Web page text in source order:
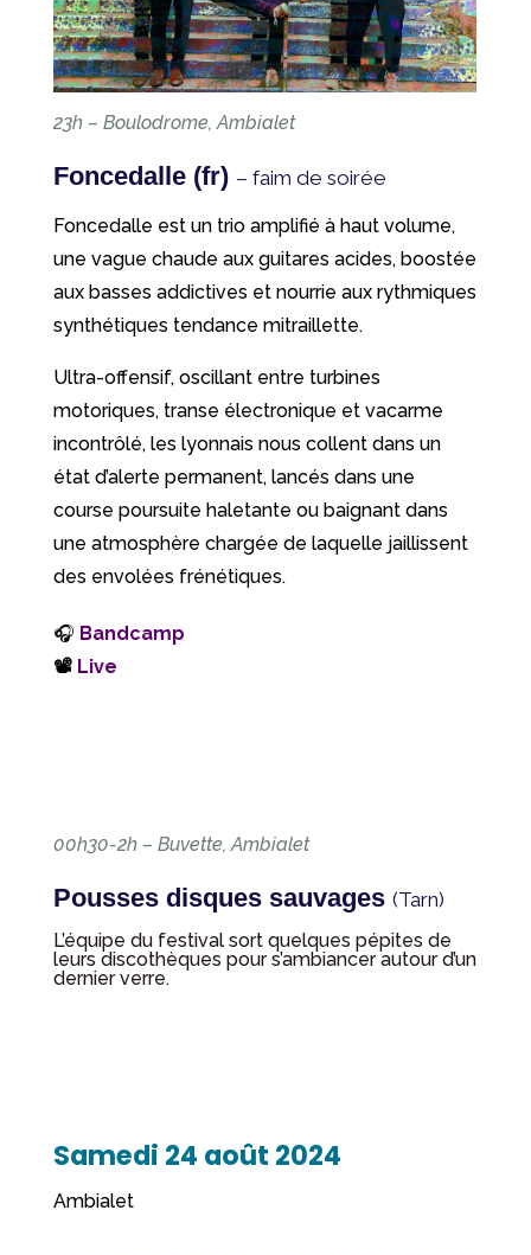
23h – Boulodrome, Ambialet
Foncedalle (fr) – faim de soirée
Foncedalle est un trio amplifié à haut volume,
une vague chaude aux guitares acides, boostée
aux basses addictives et nourrie aux rythmiques
synthétiques tendance mitraillette.
Ultra-offensif, oscillant entre turbines
motoriques, transe électronique et vacarme
incontrôlé, les lyonnais nous collent dans un
état d’alerte permanent, lancés dans une
course poursuite haletante ou baignant dans
une atmosphère chargée de laquelle jaillissent
des envolées frénétiques.
🎧 Bandcamp
📽 Live
00h30-2h – Buvette, Ambialet
Pousses disques sauvages (Tarn)
L’équipe du festival sort quelques pépites de
leurs discothèques pour s’ambiancer autour d’un
dernier verre.
Samedi 24 août 2024
Ambialet